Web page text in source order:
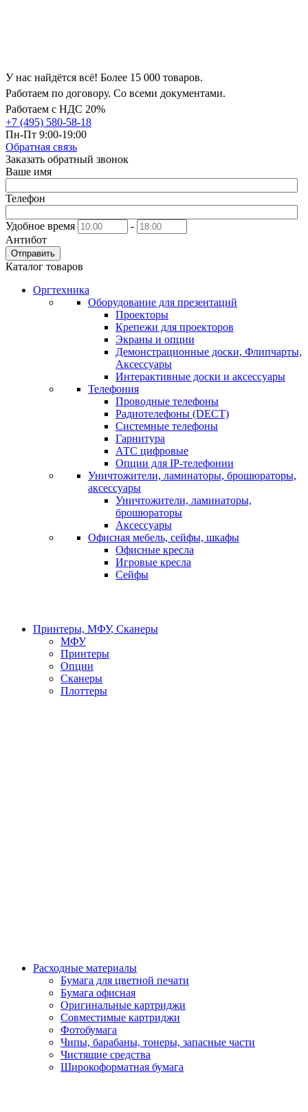
У нас найдётся всё! Более 15 000 товаров.
Работаем по договору. Со всеми документами.
Работаем с НДС 20%
+7 (495) 580-58-18
Пн-Пт 9:00-19:00
Обратная связь
Заказать обратный звонок
Ваше имя
Телефон
Удобное время
-
Антибот
Отправить
Каталог товаров
Оргтехника
Оборудование для презентаций
Проекторы
Крепежи для проекторов
Экраны и опции
Демонстрационные доски, Флипчарты,
Аксессуары
Интерактивные доски и аксессуары
Телефония
Проводные телефоны
Радиотелефоны (DECT)
Системные телефоны
Гарнитура
АТС цифровые
Опции для IP-телефонии
Уничтожители, ламинаторы, брошюраторы,
аксессуары
Уничтожители, ламинаторы,
брошюраторы
Аксессуары
Офисная мебель, сейфы, шкафы
Офисные кресла
Игровые кресла
Сейфы
Принтеры, МФУ, Сканеры
МФУ
Принтеры
Опции
Сканеры
Плоттеры
Расходные материалы
Бумага для цветной печати
Бумага офисная
Оригинальные картриджи
Совместимые картриджи
Фотобумага
Чипы, барабаны, тонеры, запасные части
Чистящие средства
Широкоформатная бумага